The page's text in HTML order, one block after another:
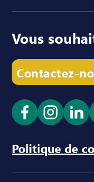
Vous
Contactez-
Ouvrir le lien
Ouvrir
Politique de